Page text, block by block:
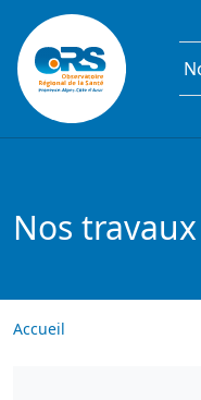
Aller au contenu principal
Nos travaux
Accueil